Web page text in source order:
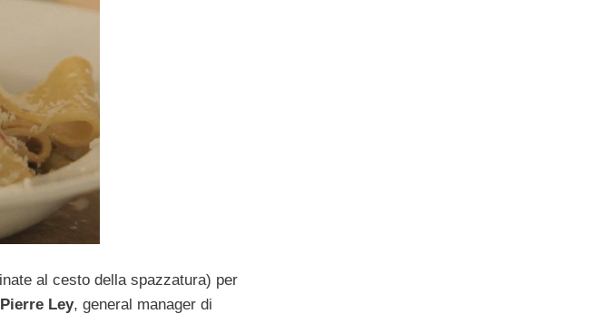
al cesto della spazzatura) per
Pierre Ley, general manager di